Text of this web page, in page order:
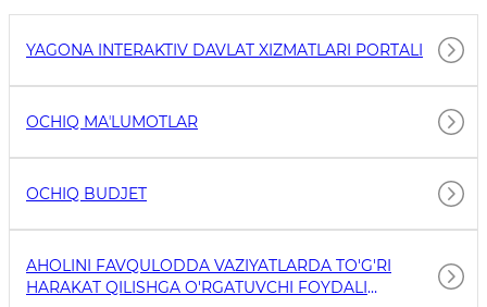
YAGONA INTERAKTIV DAVLAT XIZMATLARI PORTALI
OCHIQ MAʼLUMOTLAR
OCHIQ BUDJET
AHOLINI FAVQULODDA VAZIYATLARDA TO'G'RI
HARAKAT QILISHGA O'RGATUVCHI FOYDALI